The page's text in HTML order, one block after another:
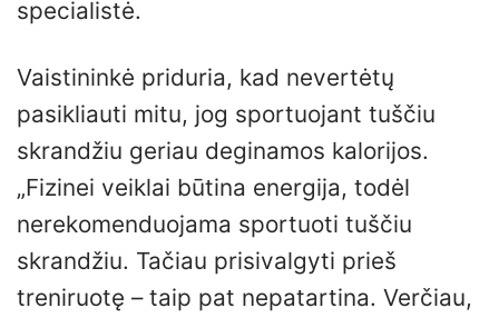
specialistė.
Vaistininkė priduria, kad nevertėtų
pasikliauti mitu, jog sportuojant tuščiu
skrandžiu geriau deginamos kalorijos.
„Fizinei veiklai būtina energija, todėl
nerekomenduojama sportuoti tuščiu
skrandžiu. Tačiau prisivalgyti prieš
treniruotę – taip pat nepatartina. Verčiau,